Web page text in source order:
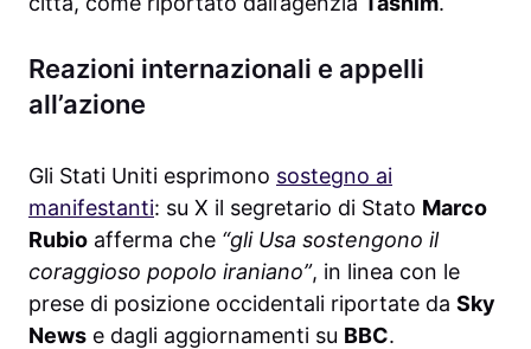
Reazioni internazionali e appelli
all’azione
Gli Stati Uniti esprimono sostegno ai
manifestanti: su X il segretario di Stato Marco
Rubio afferma che “gli Usa sostengono il
coraggioso popolo iraniano”, in linea con le
prese di posizione occidentali riportate da Sky
News e dagli aggiornamenti su BBC.